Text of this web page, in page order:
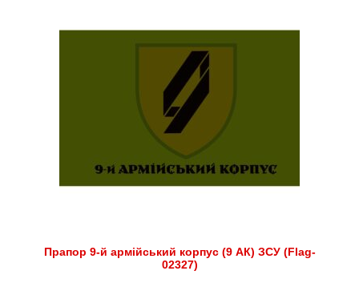
Прапор 9-й армійський корпус (9 АК) ЗСУ (Flag-
02327)